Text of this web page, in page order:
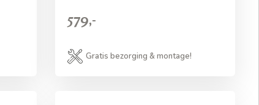
579,-
Gratis bezorging & montage!